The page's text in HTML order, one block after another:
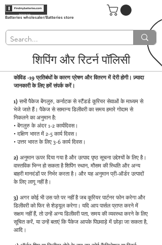
Batteries wholesaler/Batteries store
शिपिंग और रिटर्न पॉलिसी
कोविड -19 प्रतिबंधों के कारण प्रेषण और वितरण में देरी होगी। ज़्यादा
जानकारी के लिए हमें संपर्क करें।
1) सभी पैकेज बेंगलुरु, कर्नाटक से स्टैंडर्ड कूरियर सेवाओं के माध्यम से
भेजे जाते हैं। पैकेज से सामान्य डिलीवरी का समय हमारे गोदाम से
निकलने का अनुमान है:
• बेंगलुरु के अंदर 1-2 कार्यदिवस।
• दक्षिण भारत में 2-5 कार्य दिवस।
• उत्तर भारत के लिए 3-6 कार्य दिवस।
2) अनुमान ऊपर दिया गया है और उत्पाद पृष्ठ सूचना उद्देश्यों के लिए है।
वास्तविक भिन्न हो सकता है शिपिंग स्थान, मौसम की स्थिति और अन्य
बाहरी मानदंडों पर निर्भर करता है। और यह अनुमान प्री-ऑर्डर उत्पादों
के लिए लागू नहीं है।
3) अगर कोई भी उस पते पर नहीं है जब कूरियर पार्टनर फोन करेगा और
डिलीवरी को फिर से शेड्यूल करेगा। यदि आप पार्सल प्राप्त करने में
सक्षम नहीं हैं, तो उन्हें अन्य डिलीवरी पता, समय की व्यवस्था करने के लिए
सूचित करें, या उन्हें बताएं कि पैकेज आपके पिछवाड़े में छोड़ा जा सकता है,
आदि।